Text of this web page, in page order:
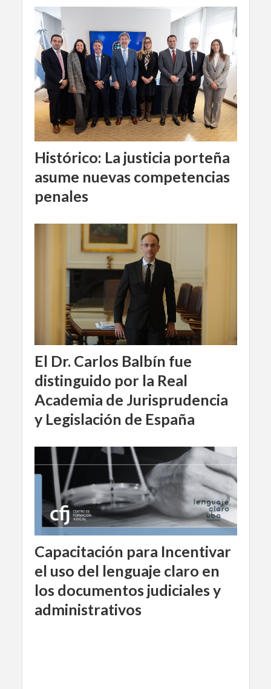
Histórico: La justicia porteña
asume nuevas competencias
penales
El Dr. Carlos Balbín fue
distinguido por la Real
Academia de Jurisprudencia
y Legislación de España
Capacitación para Incentivar
el uso del lenguaje claro en
los documentos judiciales y
administrativos